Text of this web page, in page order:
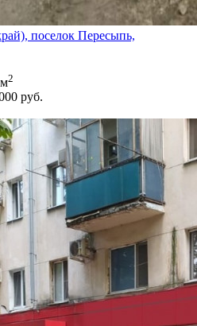
поселок Пересыпь,
2
руб.